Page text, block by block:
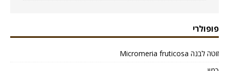
פופולרי
זוטה לבנה Micromeria fruticosa